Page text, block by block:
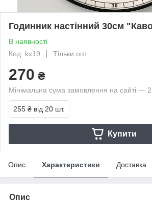
Годинник настінний 30см
В наявності
Код: kx19
Тільки опт
270 ₴
Мінімальна сума замовлення на сайті —
255 ₴ від 20 шт.
Купити
Опис Характеристики Доставка
Опис